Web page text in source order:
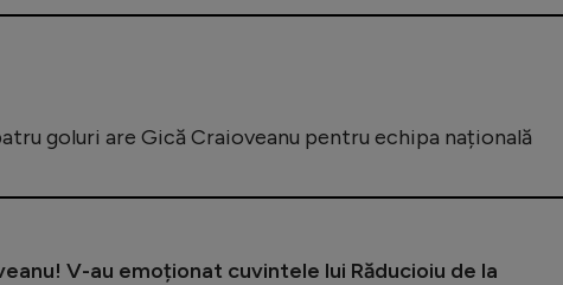
goluri are Gică Craioveanu pentru echipa națională
V-au emoționat cuvintele lui Răducioiu de la